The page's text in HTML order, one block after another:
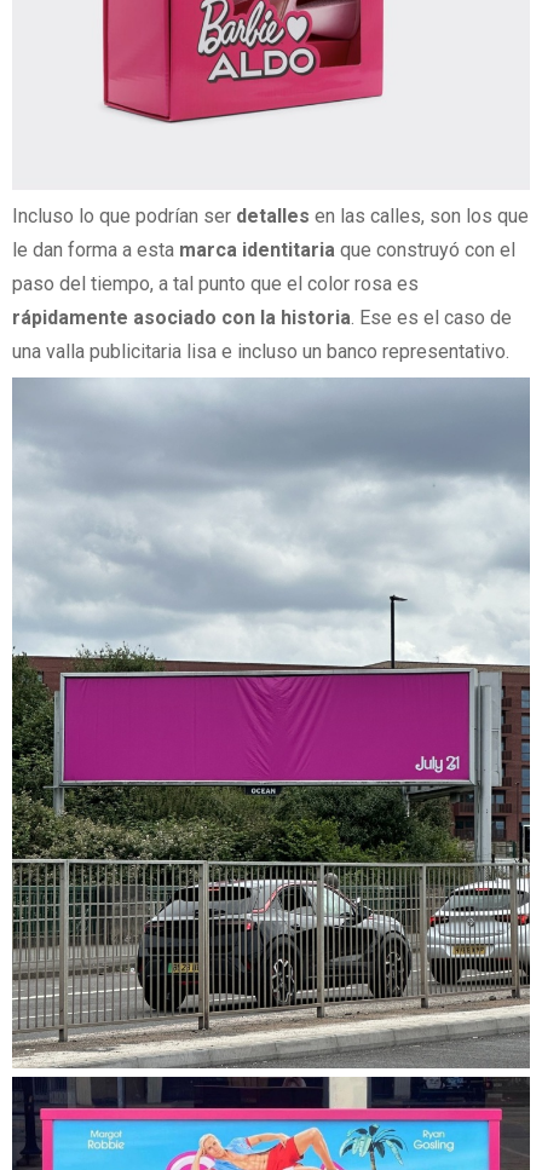
Incluso lo que podrían ser detalles en las calles, son los que
le dan forma a esta marca identitaria que construyó con el
paso del tiempo, a tal punto que el color rosa es
rápidamente asociado con la historia . Ese es el caso de
una valla publicitaria lisa e incluso un banco representativo.